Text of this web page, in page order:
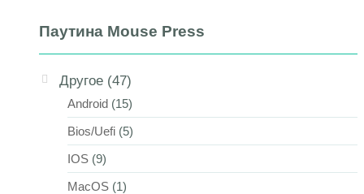
Паутина Mouse Press
Другое (47)
Android (15)
Bios/Uefi (5)
IOS (9)
MacOS (1)